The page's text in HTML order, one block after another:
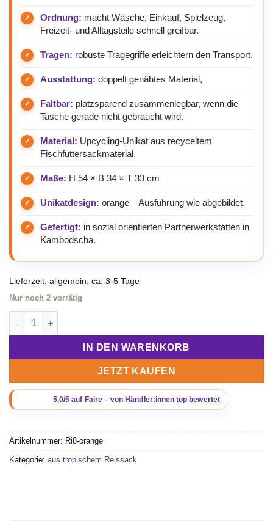
Ordnung: macht Wäsche, Einkauf, Spielzeug,
Freizeit- und Alltagsteile schnell greifbar.
Tragen: robuste Tragegriffe erleichtern den Transport.
Ausstattung: doppelt genähtes Material,
Faltbar: platzsparend zusammenlegbar, wenn die
Tasche gerade nicht gebraucht wird.
Material: Upcycling-Unikat aus recyceltem
Fischfuttersackmaterial.
Maße: H 54 × B 34 × T 33 cm
Unikatdesign: orange – Ausführung wie abgebildet.
Gefertigt: in sozial orientierten Partnerwerkstätten in
Kambodscha.
Lieferzeit: allgemein: ca. 3-5 Tage
Nur noch 2 vorrätig
Beadbags Große Universaltasche / Wäschesack aus
IN DEN WARENKORB
JETZT KAUFEN
Artikelnummer: Ri8-orange
Kategorie: aus tropischem Reissack